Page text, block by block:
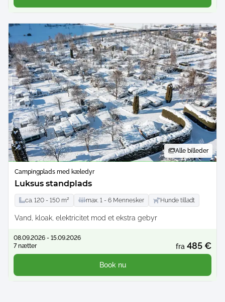
Alle billeder
Campingplads med kæledyr
Luksus standplads
ca. 120 - 150 m² max. 1 - 6 Mennesker Hunde tilladt
Vand, kloak, elektricitet mod et ekstra gebyr
08.09.2026 - 15.09.2026
7 nætter
fra 485 €
Book nu